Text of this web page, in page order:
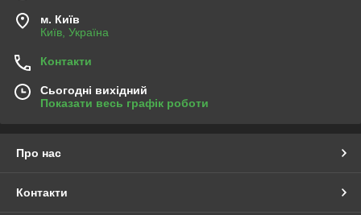
м. Київ
Київ, Україна
Контакти
Сьогодні вихідний
Показати весь графік роботи
Про нас
Контакти